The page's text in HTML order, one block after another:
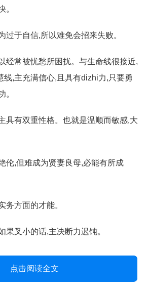
。
过于自信,所以难免会招来失败。
经常被忧愁所困扰。与生命线很接近,
线,主充满信心,且具有dizhi力,只要勇
。
具有双重性格。也就是温顺而敏感,大
伦,但难成为贤妻良母,必能有所成
务方面的才能。
果叉小的话,主决断力迟钝。
点击阅读全文